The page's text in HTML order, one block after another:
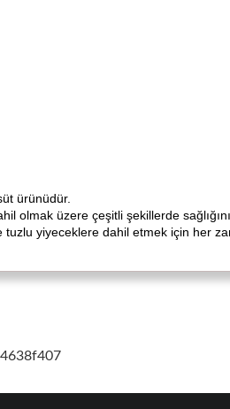
ürünüdür.
olmak üzere çeşitli şekillerde
yiyeceklere dahil etmek için her